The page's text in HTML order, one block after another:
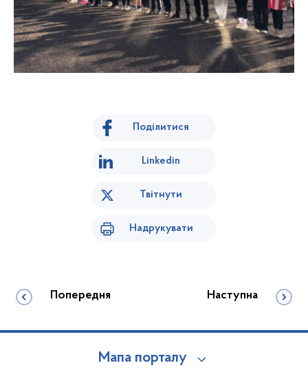
Поділитися
Linkedin
Твітнути
Надрукувати
Попередня Наступна
Мапа порталу